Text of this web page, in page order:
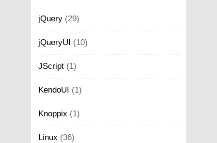
jQuery (29)
jQueryUI (10)
JScript (1)
KendoUI (1)
Knoppix (1)
Linux (36)